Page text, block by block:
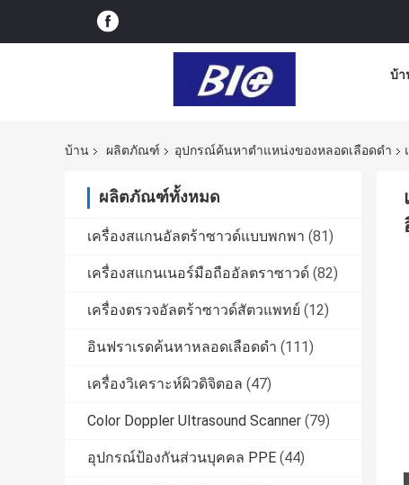
บ้า
บ้าน ผลิตภัณฑ์ อุปกรณ์ค้นหาตำแหน่งของหลอดเลือดดำ
ผลิตภัณฑ์ทั้งหมด
เครื่องสแกนอัลตร้าซาวด์แบบพกพา (81)
เครื่องสแกนเนอร์มือถืออัลตราซาวด์ (82)
เครื่องตรวจอัลตร้าซาวด์สัตวแพทย์ (12)
อินฟราเรดค้นหาหลอดเลือดดำ (111)
เครื่องวิเคราะห์ผิวดิจิตอล (47)
Color Doppler Ultrasound Scanner (79)
อุปกรณ์ป้องกันส่วนบุคคล PPE (44)